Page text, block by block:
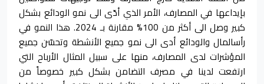
بإيداعها في المصارف، الأمر الذي أدّى الى نمو الودائع بشكل
كبير وصل الى أكثر من 100% مقارنة بـ 2024. هذا النمو في
رأسالمال والودائع أدى الى نمو جميع الأنشطة وتحسّن جميع
المؤشرات لدى المصارف، منها على سبيل المثال الأرباح التي
ارتفعت لدينا في مصرف التضامن بشكل كبير خصوصاً من